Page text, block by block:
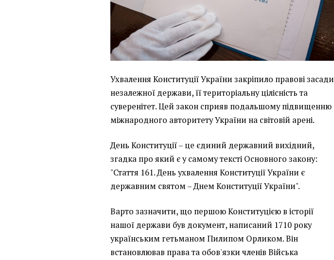
Ухвалення Конституції України закріпило правові засади
незалежної держави, її територіальну цілісність та
суверенітет. Цей закон сприяв подальшому підвищенню
міжнародного авторитету України на світовій арені.
День Конституції – це єдиний державний вихідний,
згадка про який є у самому тексті Основного закону:
"Стаття 161. День ухвалення Конституції України є
державним святом – Днем Конституції України".
Варто зазначити, що першою Конституцією в історії
нашої держави був документ, написаний 1710 року
українським гетьманом Пилипом Орликом. Він
встановлював права та обов'язки членів Війська